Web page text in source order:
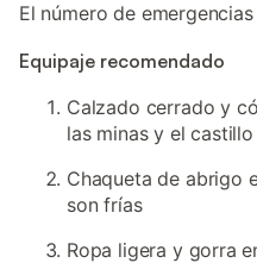
El número de emergencias
Equipaje recomendado
Calzado cerrado y
las minas y el castillo
Chaqueta de abrigo
son frías
Ropa ligera y gorra